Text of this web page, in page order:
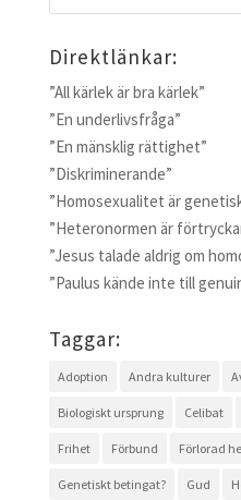
Direktlänkar:
”All kärlek är bra kärlek”
”En underlivsfråga”
”En mänsklig rättighet”
”Diskriminerande”
”Homosexualitet är
”Heteronormen är
”Jesus talade aldrig om
”Paulus kände inte till
Taggar:
Adoption Andra kulturer
Biologiskt ursprung Celibat
Frihet Förbund Förlorad
Genetiskt betingat? Gud